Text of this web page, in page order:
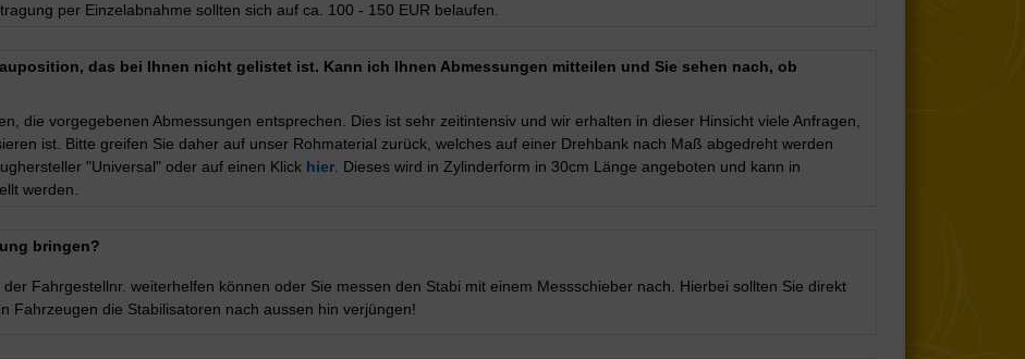
per Einzelabnahme sollten sich auf ca. 100 - 150 EUR belaufen.
das bei Ihnen nicht gelistet ist. Kann ich Ihnen Abmessungen mitteilen und Sie sehen nach, ob
die vorgegebenen Abmessungen entsprechen. Dies ist sehr zeitintensiv und wir erhalten in dieser Hinsicht viele Anfragen,
ist. Bitte greifen Sie daher auf unser Rohmaterial zurück, welches auf einer Drehbank nach Maß abgedreht werden
"Universal" oder auf einen Klick hier . Dieses wird in Zylinderform in 30cm Länge angeboten und kann in
werden.
bringen?
Fahrgestellnr. weiterhelfen können oder Sie messen den Stabi mit einem Messschieber nach. Hierbei sollten Sie direkt
Fahrzeugen die Stabilisatoren nach aussen hin verjüngen!